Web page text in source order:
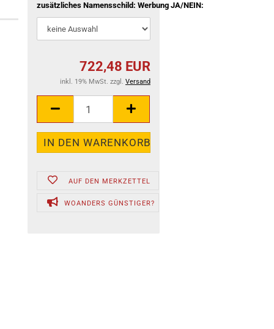
zusätzliches Namensschild: Werbung JA/NEIN:
722,48 EUR
inkl. 19% MwSt. zzgl. Versand
AUF DEN MERKZETTEL
WOANDERS GÜNSTIGER?